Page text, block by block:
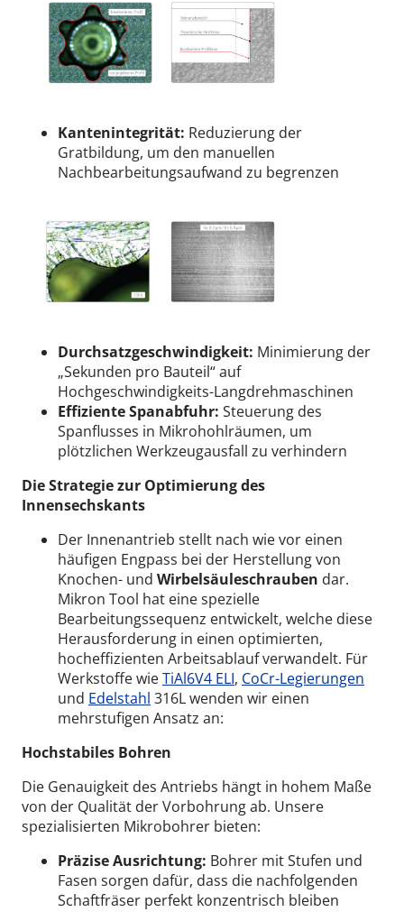
Kantenintegrität: Reduzierung der
Gratbildung, um den manuellen
Nachbearbeitungsaufwand zu begrenzen
Durchsatzgeschwindigkeit: Minimierung der
„Sekunden pro Bauteil“ auf
Hochgeschwindigkeits-Langdrehmaschinen
Effiziente Spanabfuhr: Steuerung des
Spanflusses in Mikrohohlräumen, um
plötzlichen Werkzeugausfall zu verhindern
Die Strategie zur Optimierung des
Innensechskants
Der Innenantrieb stellt nach wie vor einen
häufigen Engpass bei der Herstellung von
Knochen- und Wirbelsäuleschrauben dar.
Mikron Tool hat eine spezielle
Bearbeitungssequenz entwickelt, welche diese
Herausforderung in einen optimierten,
hocheffizienten Arbeitsablauf verwandelt. Für
Werkstoffe wieTiAl6V4 ELI, CoCr-Legierungen
und Edelstahl 316L wenden wir einen
mehrstufigen Ansatz an:
Hochstabiles Bohren
Die Genauigkeit des Antriebs hängt in hohem Maße
von der Qualität der Vorbohrung ab. Unsere
spezialisierten Mikrobohrer bieten:
Präzise Ausrichtung: Bohrer mit Stufen und
Fasen sorgen dafür, dass die nachfolgenden
Schaftfräser perfekt konzentrisch bleiben